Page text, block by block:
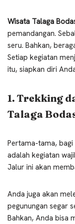
Wisata Talaga
pemandangan.
seru. Bahkan,
Setiap kegiatan
itu, siapkan diri
1. Trekking
Talaga
Pertama-tama,
adalah kegiatan
Jalur ini akan
Anda juga akan
pegunungan segar
Bahkan, Anda bisa